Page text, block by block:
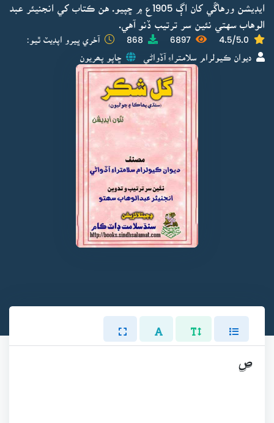
ايڊيشن ورهاڱي کان اڳ 1905ع ۾ ڇپيو. هن ڪتاب کي انجنيئر عبد
الوهاب سهتي نئين سر ترتيب ڏنو آهي.
4.5/5.0
6897
868 آخري ڀيرو اپڊيٽ ٿيو:
ديوان ڪيولرام سلامتراءِ آڏواڻي ڇاپو پھريون
ص